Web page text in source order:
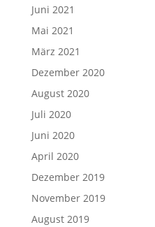
Juni 2021
Mai 2021
März 2021
Dezember 2020
August 2020
Juli 2020
Juni 2020
April 2020
Dezember 2019
November 2019
August 2019